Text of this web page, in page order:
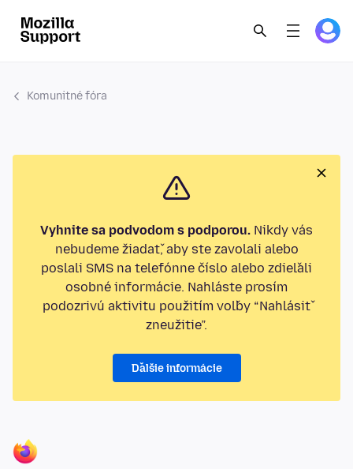
Komunitné fóra
Vyhnite sa podvodom s podporou. Nikdy vás
nebudeme žiadať, aby ste zavolali alebo
poslali SMS na telefónne číslo alebo zdieľali
osobné informácie. Nahláste prosím
podozrivú aktivitu použitím voľby “Nahlásiť
zneužitie”.
Ďalšie informácie